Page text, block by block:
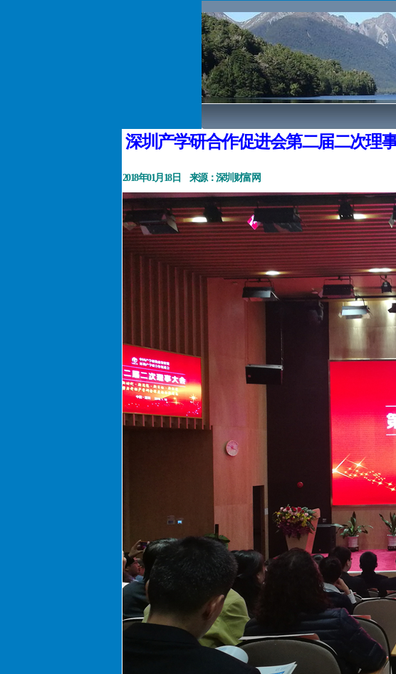
深圳产学研合作促进会第二届二次理
2018年01月 18日 来源：深圳财富网